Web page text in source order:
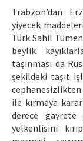
Trabzon’dan
yiyecek
Türk Sahil
beylik
taşınması da
şekildeki taşıt
ile kırmaya
derece
yelkenlisini